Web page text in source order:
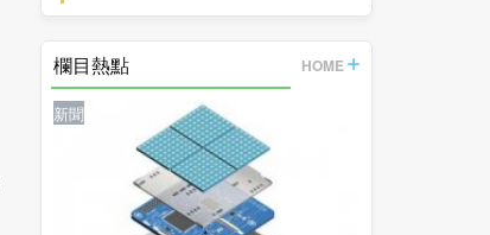
欄目熱點 HOME
新聞